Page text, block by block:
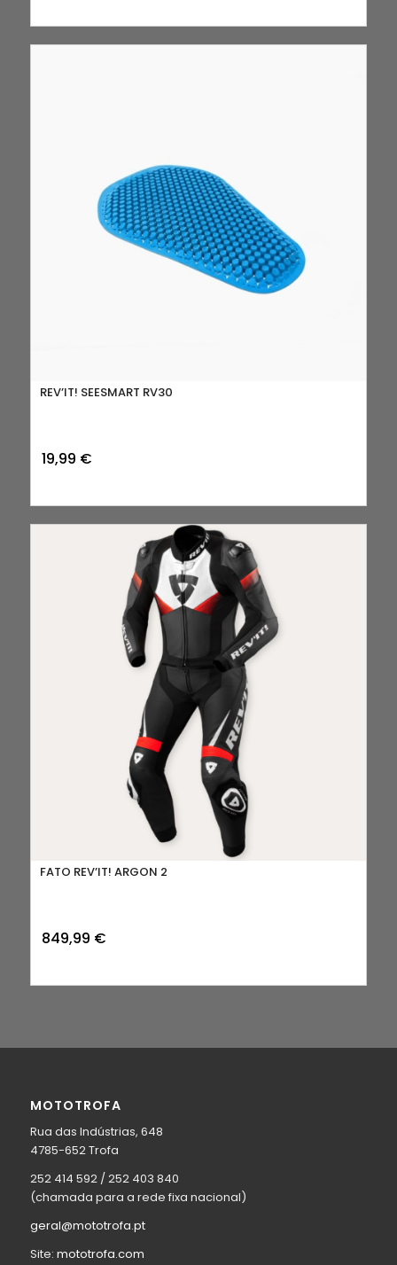
REV’IT! SEESMART RV30
19,99 €
FATO REV’IT! ARGON 2
849,99 €
MOTOTROFA
Rua das Indústrias, 648
4785-652 Trofa
252 414 592 / 252 403 840
(chamada para a rede fixa nacional)
geral@mototrofa.pt
Site: mototrofa.com